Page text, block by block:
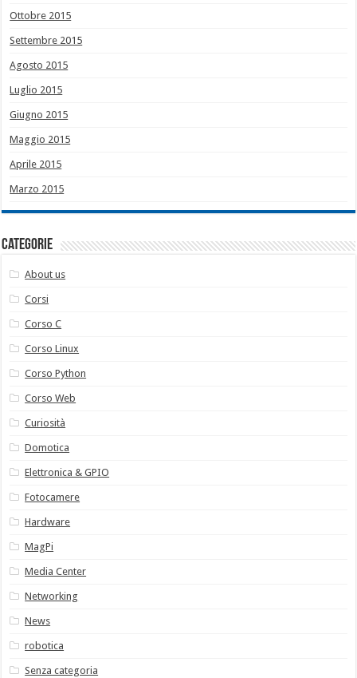
Ottobre 2015
Settembre 2015
Agosto 2015
Luglio 2015
Giugno 2015
Maggio 2015
Aprile 2015
Marzo 2015
Categorie
About us
Corsi
Corso C
Corso Linux
Corso Python
Corso Web
Curiosità
Domotica
Elettronica & GPIO
Fotocamere
Hardware
MagPi
Media Center
Networking
News
robotica
Senza categoria